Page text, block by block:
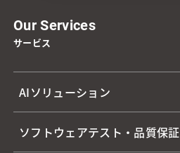
Our Services
サービス
AIソリューション
ソフトウェアテスト・品質保証